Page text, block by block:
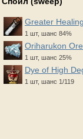
Greater
1 шт, шанс 84%
Oriharukon Ore
1 шт, шанс 25%
Dye of High
1 шт, шанс 1/119